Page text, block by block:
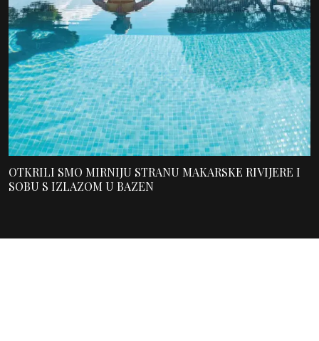
OTKRILI SMO MIRNIJU STRANU MAKARSKE RIVIJERE I
SOBU S IZLAZOM U BAZEN